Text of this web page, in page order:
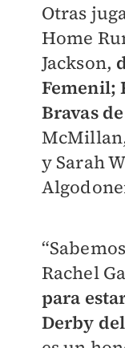
Otras
Home
Jackson,
Femenil;
Bravas
y Sarah
Rachel
para
Derby